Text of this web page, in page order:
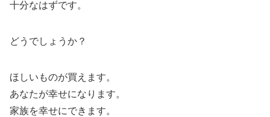
十分なはずです。
どうでしょうか？
ほしいものが買えます。
あなたが幸せになります。
家族を幸せにできます。